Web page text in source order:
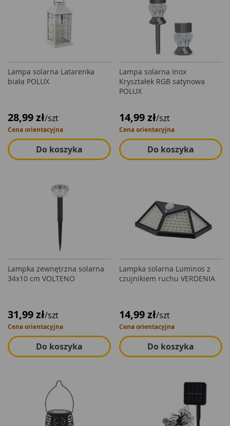
Lampa solarna Latarenka
biała POLUX
28,99 zł/szt
Cena orientacyjna
Do koszyka
Lampa solarna Inox
Kryształek RGB satynowa
POLUX
14,99 zł/szt
Cena orientacyjna
Do koszyka
Lampka zewnętrzna solarna
34x10 cm VOLTENO
31,99 zł/szt
Cena orientacyjna
Do koszyka
Lampka solarna Luminos z
czujnikiem ruchu VERDENIA
14,99 zł/szt
Cena orientacyjna
Do koszyka